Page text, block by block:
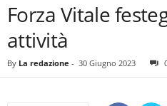
Forza Vitale
attività
By La redazione - 30 Giugno 2023